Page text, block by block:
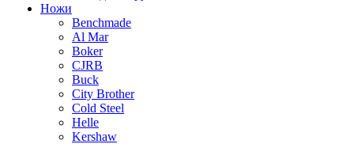
Ножи
Benchmade
Al Mar
Boker
CJRB
Buck
City Brother
Cold Steel
Helle
Kershaw